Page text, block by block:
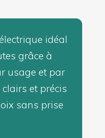
idéal
grâce à
usage et par
et précis
sans prise